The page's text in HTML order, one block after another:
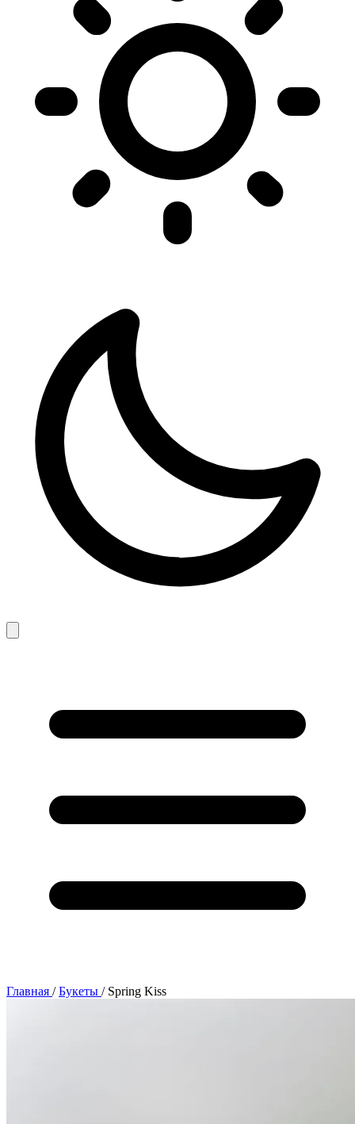
Главная / Букеты / Spring Kiss